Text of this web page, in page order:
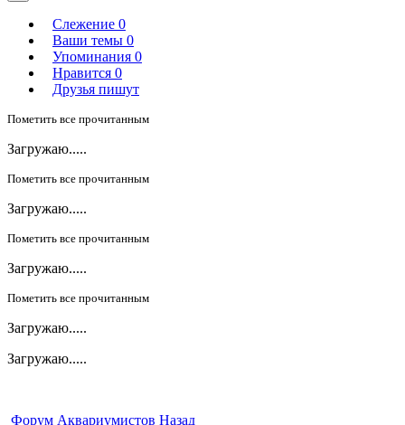
Слежение 0
Ваши темы 0
Упоминания 0
Нравится 0
Друзья пишут
Пометить все прочитанным
Загружаю.....
Пометить все прочитанным
Загружаю.....
Пометить все прочитанным
Загружаю.....
Пометить все прочитанным
Загружаю.....
Загружаю.....
Форум Аквариумистов Назад